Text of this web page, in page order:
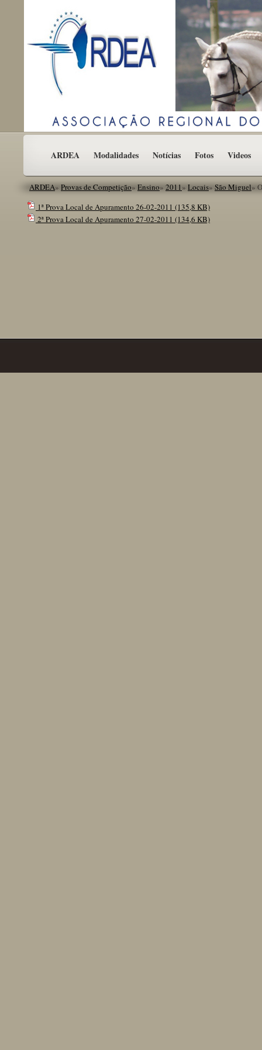
ARDEA Modalidades Notícias Fotos Videos
ARDEA»Provas de Competição»Ensino»2011»Locais»São Miguel»
1ª Prova Local de Apuramento 26-02-2011 (135,8 KB)
2ª Prova Local de Apuramento 27-02-2011 (134,6 KB)